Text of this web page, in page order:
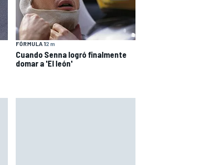
FÓRMULA 12 m
Cuando Senna logró finalmente
domar a 'El león'